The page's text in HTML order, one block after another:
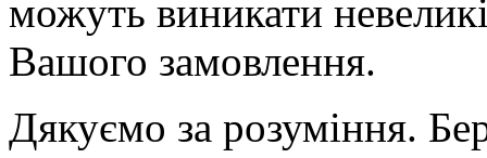
можуть виникати
Вашого замовлення.
Дякуємо за розуміння.